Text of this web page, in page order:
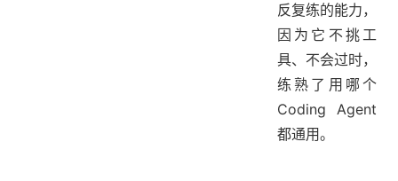
反复练的能力，
因为它不挑工
具、不会过时，
练熟了用哪个
Coding Agent
都通用。